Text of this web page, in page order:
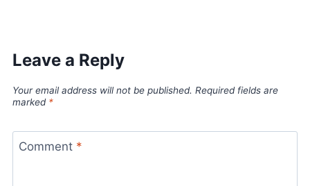
Leave a Reply
Your email address will not be published. Required fields are
marked *
Comment *